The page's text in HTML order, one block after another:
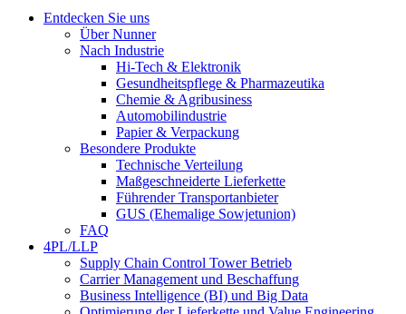
Entdecken Sie uns
Über Nunner
Nach Industrie
Hi-Tech & Elektronik
Gesundheitspflege & Pharmazeutika
Chemie & Agribusiness
Automobilindustrie
Papier & Verpackung
Besondere Produkte
Technische Verteilung
Maßgeschneiderte Lieferkette
Führender Transportanbieter
GUS (Ehemalige Sowjetunion)
FAQ
4PL/LLP
Supply Chain Control Tower Betrieb
Carrier Management und Beschaffung
Business Intelligence (BI) und Big Data